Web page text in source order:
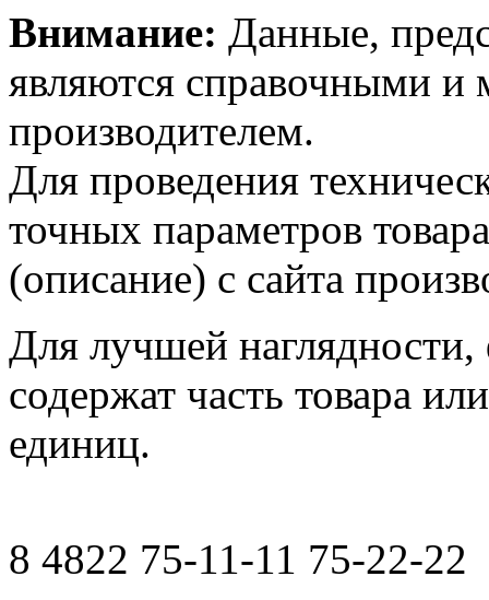
Внимание: Данные,
являются справочными и
производителем.
Для проведения
точных параметров
(описание) с сайта
Для лучшей наглядности,
содержат часть товара
единиц.
8 4822 75-11-11 75-22-22